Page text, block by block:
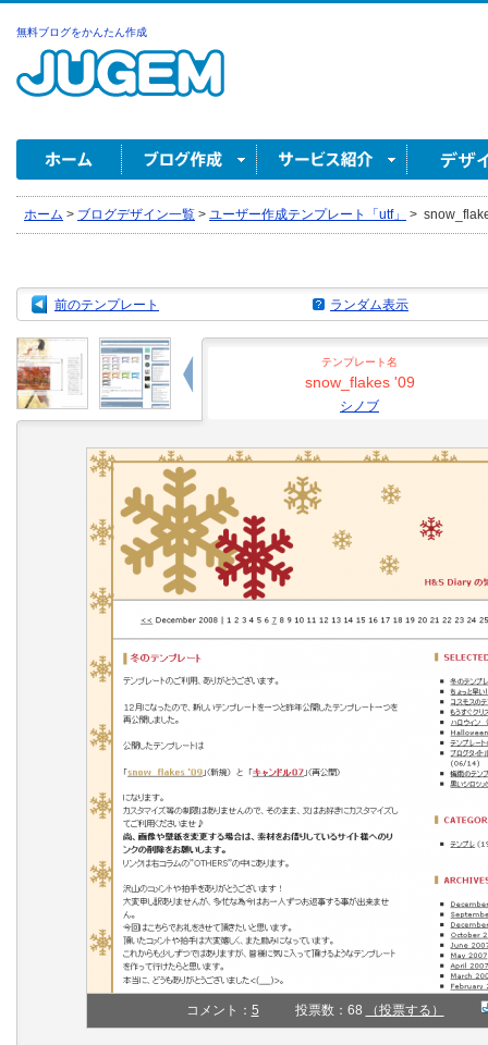
無料ブログをかんたん作成
ホーム > ブログデザイン一覧 > ユーザー作成テンプレート「utf」 >
前のテンプレート ランダム表示
テンプレート名
snow_flakes '09
シノブ
コメント： 5 投票数：68 （投票する）